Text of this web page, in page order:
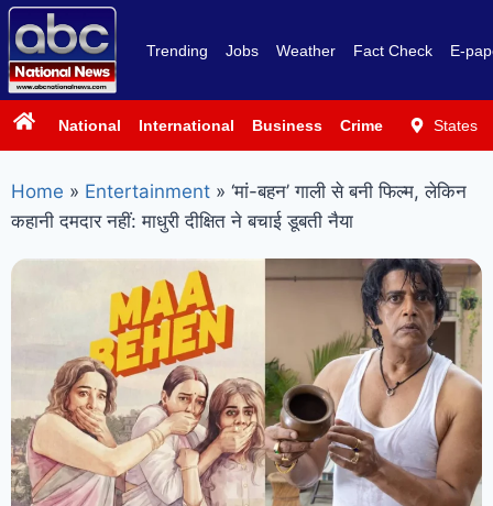
Trending Jobs Weather Fact Check E-
National International Business Crime PoliticsStates
Home » Entertainment » ‘मां-बहन’ गाली से बनी फिल्म, लेकिन
कहानी दमदार नहीं: माधुरी दीक्षित ने बचाई डूबती नैया